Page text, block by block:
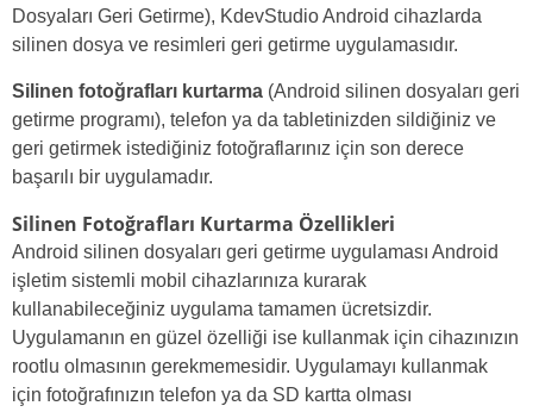
Dosyaları Geri Getirme), KdevStudio Android cihazlarda
silinen dosya ve resimleri geri getirme uygulamasıdır.
Silinen fotoğrafları kurtarma (Android silinen dosyaları geri
getirme programı), telefon ya da tabletinizden sildiğiniz ve
geri getirmek istediğiniz fotoğraflarınız için son derece
başarılı bir uygulamadır.
Silinen Fotoğrafları Kurtarma Özellikleri
Android silinen dosyaları geri getirme uygulaması Android
işletim sistemli mobil cihazlarınıza kurarak
kullanabileceğiniz uygulama tamamen ücretsizdir.
Uygulamanın en güzel özelliği ise kullanmak için cihazınızın
rootlu olmasının gerekmemesidir. Uygulamayı kullanmak
için fotoğrafınızın telefon ya da SD kartta olması